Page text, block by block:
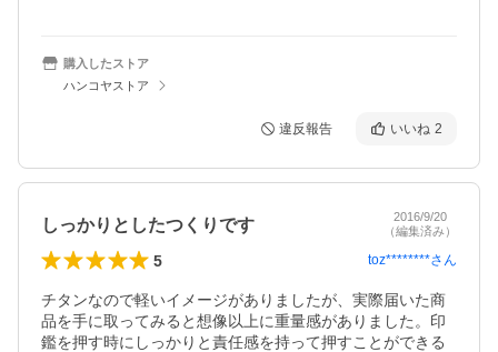
購入したストア
ハンコヤストア
違反報告 いいね 2
しっかりとしたつくりです
2016/9/20
（編集済み）
5 toz********さん
チタンなので軽いイメージがありましたが、実際届いた商
品を手に取ってみると想像以上に重量感がありました。印
鑑を押す時にしっかりと責任感を持って押すことができる